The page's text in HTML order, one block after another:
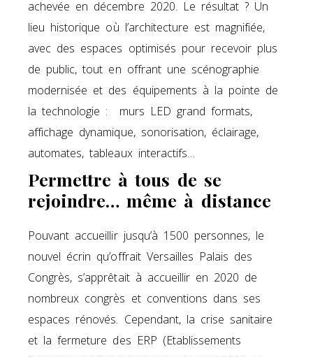
achevée en décembre 2020. Le résultat ? Un
lieu historique où l’architecture est magnifiée,
avec des espaces optimisés pour recevoir plus
de public, tout en offrant une scénographie
modernisée et des équipements à la pointe de
la technologie : murs LED grand formats,
affichage dynamique, sonorisation, éclairage,
automates, tableaux interactifs…
Permettre à tous de se
rejoindre… même à distance
Pouvant accueillir jusqu’à 1500 personnes, le
nouvel écrin qu’offrait Versailles Palais des
Congrès, s’apprêtait à accueillir en 2020 de
nombreux congrès et conventions dans ses
espaces rénovés. Cependant, la crise sanitaire
et la fermeture des ERP (Etablissements